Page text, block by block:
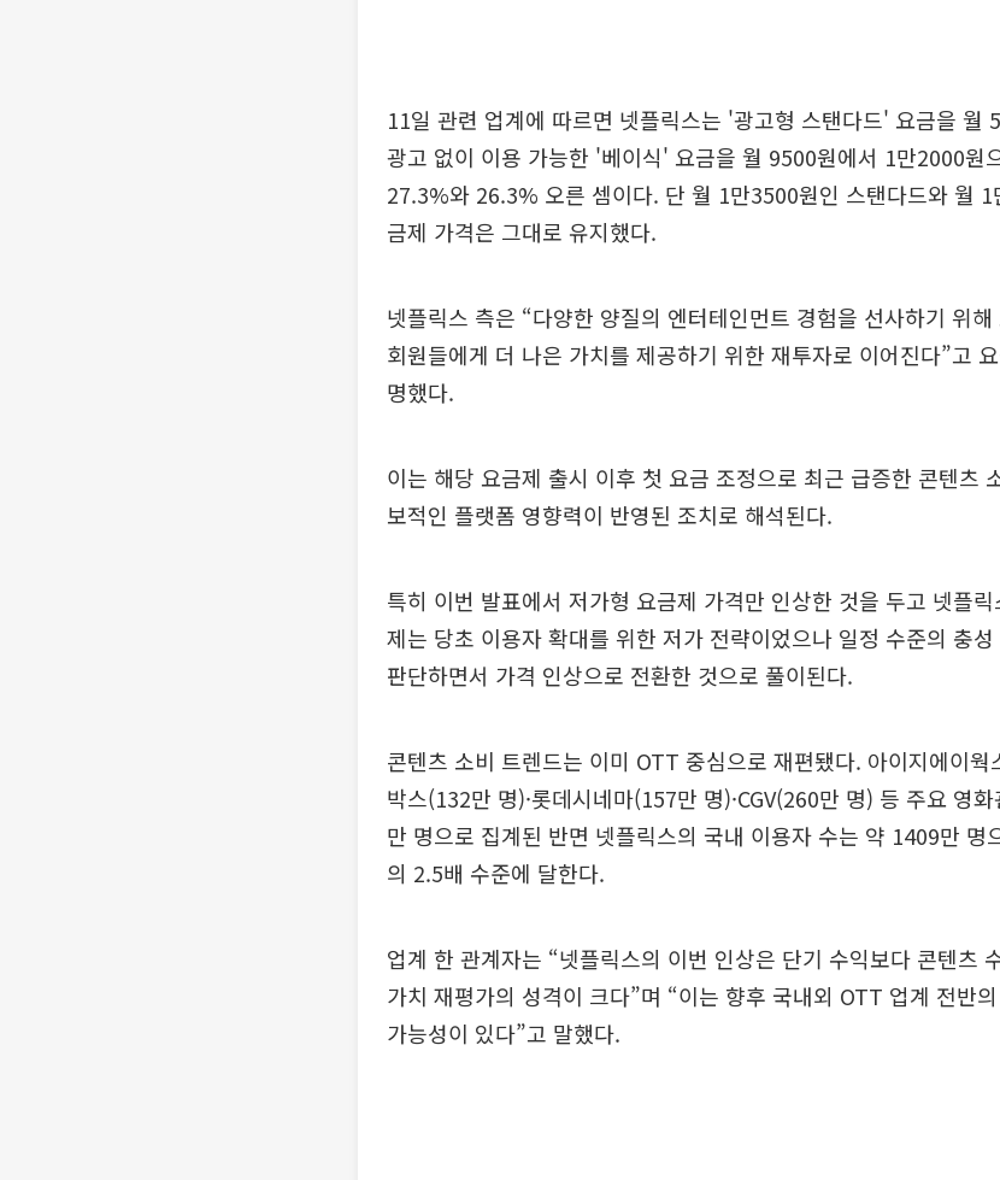
11일 관련 업계에 따르면 넷플릭스는 '광고형 스탠다드' 요금을 월
광고 없이 이용 가능한 '베이식' 요금을 월 9500원에서 1만2000원
27.3%와 26.3% 오른 셈이다. 단 월 1만3500원인 스탠다드와 월
금제 가격은 그대로 유지했다.
넷플릭스 측은 “다양한 양질의 엔터테인먼트 경험을 선사하기 위
회원들에게 더 나은 가치를 제공하기 위한 재투자로 이어진다”고
명했다.
이는 해당 요금제 출시 이후 첫 요금 조정으로 최근 급증한 콘텐츠
보적인 플랫폼 영향력이 반영된 조치로 해석된다.
특히 이번 발표에서 저가형 요금제 가격만 인상한 것을 두고 넷플
제는 당초 이용자 확대를 위한 저가 전략이었으나 일정 수준의 충
판단하면서 가격 인상으로 전환한 것으로 풀이된다.
콘텐츠 소비 트렌드는 이미 OTT 중심으로 재편됐다. 아이지에이
박스(132만 명)·롯데시네마(157만 명)·CGV(260만 명) 등 주요 영
만 명으로 집계된 반면 넷플릭스의 국내 이용자 수는 약 1409만 명
의 2.5배 수준에 달한다.
업계 한 관계자는 “넷플릭스의 이번 인상은 단기 수익보다 콘텐츠
가치 재평가의 성격이 크다”며 “이는 향후 국내외 OTT 업계 전반
가능성이 있다”고 말했다.